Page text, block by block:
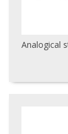
Analogical